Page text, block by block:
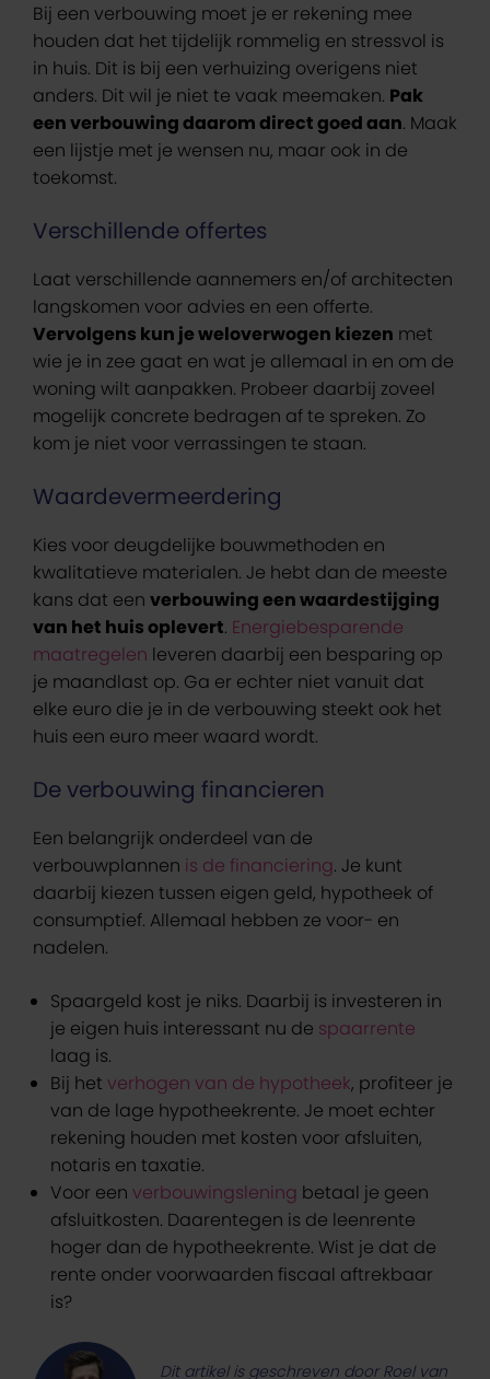
Bij een verbouwing moet je er rekening mee
houden dat het tijdelijk rommelig en stressvol is
in huis. Dit is bij een verhuizing overigens niet
anders. Dit wil je niet te vaak meemaken. Pak
een verbouwing daarom direct goed aan. Maak
een lijstje met je wensen nu, maar ook in de
toekomst.
Verschillende offertes
Laat verschillende aannemers en/of architecten
langskomen voor advies en een offerte.
Vervolgens kun je weloverwogen kiezen met
wie je in zee gaat en wat je allemaal in en om de
woning wilt aanpakken. Probeer daarbij zoveel
mogelijk concrete bedragen af te spreken. Zo
kom je niet voor verrassingen te staan.
Waardevermeerdering
Kies voor deugdelijke bouwmethoden en
kwalitatieve materialen. Je hebt dan de meeste
kans dat een verbouwing een waardestijging
van het huis oplevert. Energiebesparende
maatregelen leveren daarbij een besparing op
je maandlast op. Ga er echter niet vanuit dat
elke euro die je in de verbouwing steekt ook het
huis een euro meer waard wordt.
De verbouwing financieren
Een belangrijk onderdeel van de
verbouwplannen is de financiering. Je kunt
daarbij kiezen tussen eigen geld, hypotheek of
consumptief. Allemaal hebben ze voor- en
nadelen.
Spaargeld kost je niks. Daarbij is investeren in
je eigen huis interessant nu de spaarrente
laag is.
Bij het verhogen van de hypotheek, profiteer je
van de lage hypotheekrente. Je moet echter
rekening houden met kosten voor afsluiten,
notaris en taxatie.
Voor een verbouwingslening betaal je geen
afsluitkosten. Daarentegen is de leenrente
hoger dan de hypotheekrente. Wist je dat de
rente onder voorwaarden fiscaal aftrekbaar
is?
Dit artikel is geschreven door Roel van